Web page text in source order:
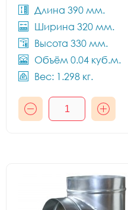
Длина 390 мм.
Ширина 320 мм.
Высота 330 мм.
Объём 0.04 куб.м.
Вес: 1.298 кг.